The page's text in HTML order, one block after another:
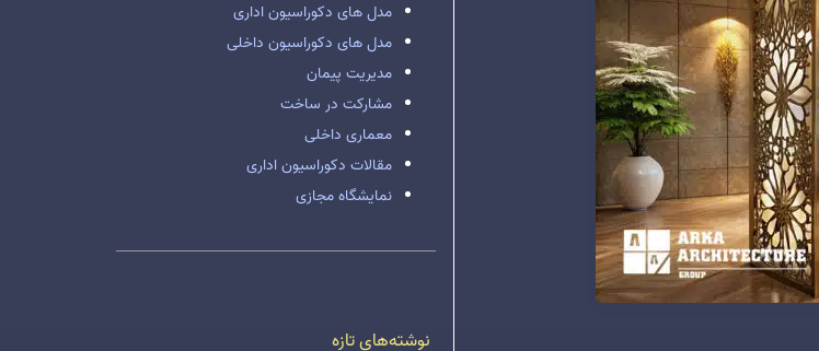
مدل های دکوراسیون اداری
مدل های دکوراسیون داخلی
مدیریت پیمان
مشارکت در ساخت
معماری داخلی
مقالات دکوراسیون اداری
نمایشگاه مجازی
نوشته‌های تازه